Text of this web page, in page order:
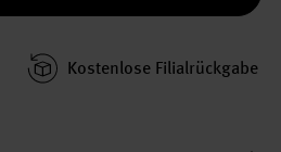
Kosten­lose Filial­rückgabe